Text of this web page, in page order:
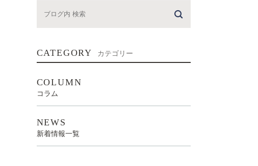
CATEGORY カテゴリー
COLUMN
コラム
NEWS
新着情報一覧